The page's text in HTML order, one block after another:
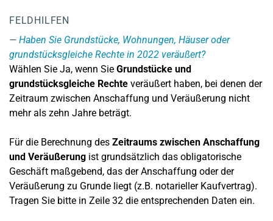
FELDHILFEN
Haben Sie Grundstücke, Wohnungen, Häuser oder
grundstücksgleiche Rechte in 2022 veräußert?
Wählen Sie Ja, wenn Sie Grundstücke und
grundstücksgleiche Rechte veräußert haben, bei denen der
Zeitraum zwischen Anschaffung und Veräußerung nicht
mehr als zehn Jahre beträgt.
Für die Berechnung des Zeitraums zwischen Anschaffung
und Veräußerung ist grundsätzlich das obligatorische
Geschäft maßgebend, das der Anschaffung oder der
Veräußerung zu Grunde liegt (z.B. notarieller Kaufvertrag).
Tragen Sie bitte in Zeile 32 die entsprechenden Daten ein.